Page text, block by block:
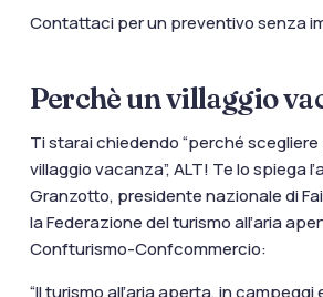
Contattaci per un preventivo senza
Perchè un villaggio
Ti starai chiedendo “perché
villaggio vacanza”, ALT! Te lo spiega
Granzotto, presidente nazionale di
la Federazione del turismo all’aria
Confturismo-Confcommercio:
“Il turismo all’aria aperta, in campeggi